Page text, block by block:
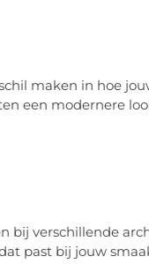
maken in hoe
een modernere
bij verschillende
past bij jouw